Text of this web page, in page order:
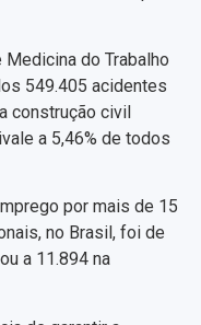
do Trabalho
549.405 acidentes
construção civil
a 5,46% de todos
por mais de 15
no Brasil, foi de
a 11.894 na